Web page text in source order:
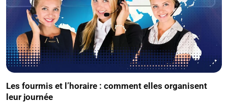
Les fourmis et l’horaire : comment elles organisent
leur journée